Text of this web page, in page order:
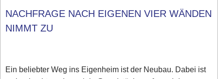
NACHFRAGE NACH EIGENEN VIER WÄNDEN
NIMMT ZU
Ein beliebter Weg ins Eigenheim ist der Neubau. Dabei ist